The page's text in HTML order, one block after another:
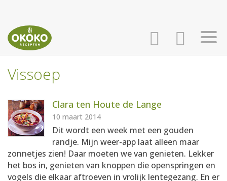
AANMELDEN
RECEPTEN
WEEKMENU'S
Vissoep
Clara ten Houte de Lange
10 maart 2014
Dit wordt een week met een gouden
randje. Mijn weer-app laat alleen maar
zonnetjes zien! Daar moeten we van genieten. Lekker
het bos in, genieten van knoppen die openspringen en
vogels die elkaar aftroeven in vrolijk lentegezang. En er